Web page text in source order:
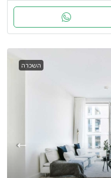
השכרה